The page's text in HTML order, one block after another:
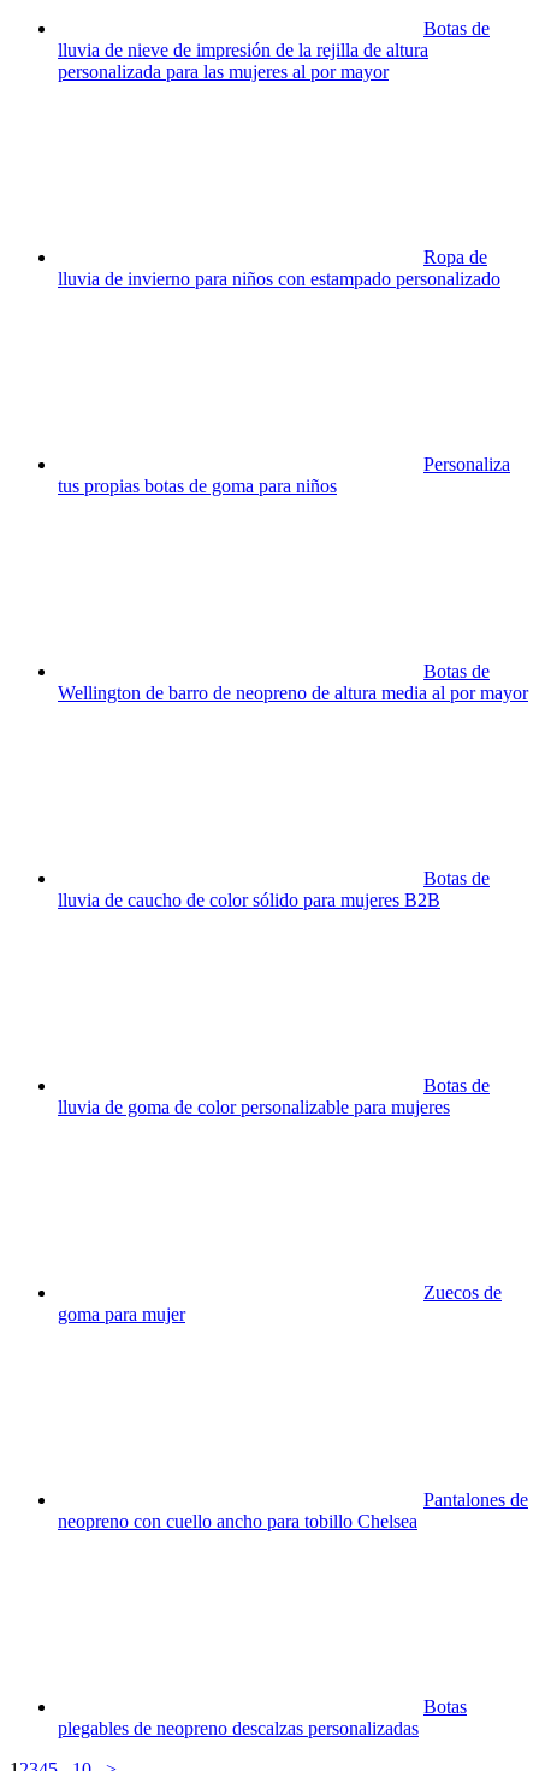
Botas de
lluvia de nieve de impresión de la rejilla de altura
personalizada para las mujeres al por mayor
Ropa de
lluvia de invierno para niños con estampado personalizado
Personaliza
tus propias botas de goma para niños
Botas de
Wellington de barro de neopreno de altura media al por mayor
Botas de
lluvia de caucho de color sólido para mujeres B2B
Botas de
lluvia de goma de color personalizable para mujeres
Zuecos de
goma para mujer
Pantalones de
neopreno con cuello ancho para tobillo Chelsea
Botas
plegables de neopreno descalzas personalizadas